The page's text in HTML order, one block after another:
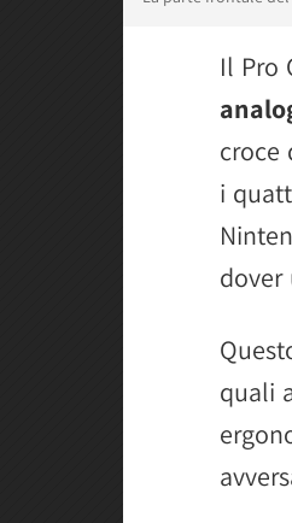
Il Pro
croce
i
dover
quali